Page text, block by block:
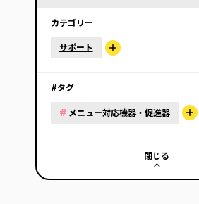
カテゴリー
サポート
#タグ
# メニュー対応機器・促進器
閉じる